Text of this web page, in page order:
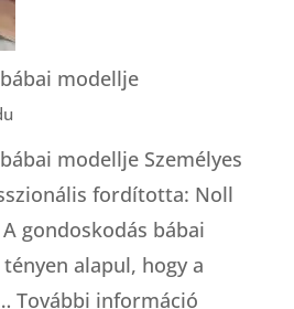
modellje
modellje Személyes
fordította: Noll
gondoskodás bábai
alapul, hogy a
További információ: